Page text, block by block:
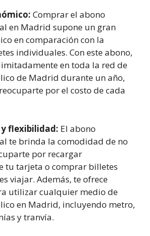
Comprar el abono
en Madrid supone un gran
en comparación con la
individuales. Con este abono,
en toda la red de
de Madrid durante un año,
por el costo de cada
flexibilidad: El abono
te brinda la comodidad de no
por recargar
tu tarjeta o comprar billetes
viajar. Además, te ofrece
utilizar cualquier medio de
en Madrid, incluyendo metro,
y tranvía.